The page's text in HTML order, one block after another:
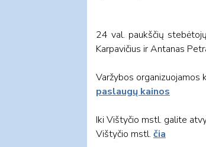
24 val. paukščių
Karpavičius ir Antanas
Varžybos organizuojamos
paslaugų kainos
Iki Vištyčio mstl. galite
Vištyčio mstl. čia